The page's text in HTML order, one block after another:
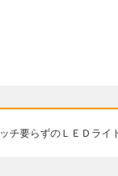
チ要らずのＬＥＤライ